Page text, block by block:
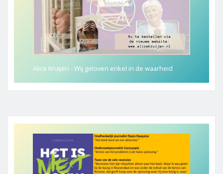
Alice Kruijen - Wij geloven enkel in de waarheid